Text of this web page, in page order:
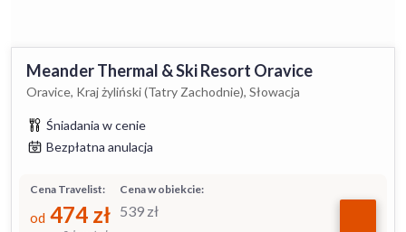
Meander Thermal & Ski Resort Oravice
Oravice, Kraj żyliński (Tatry Zachodnie), Słowacja
Śniadania w cenie
Bezpłatna anulacja
Cena w obiekcie:
539 zł
Cena Travelist:
od 474 zł